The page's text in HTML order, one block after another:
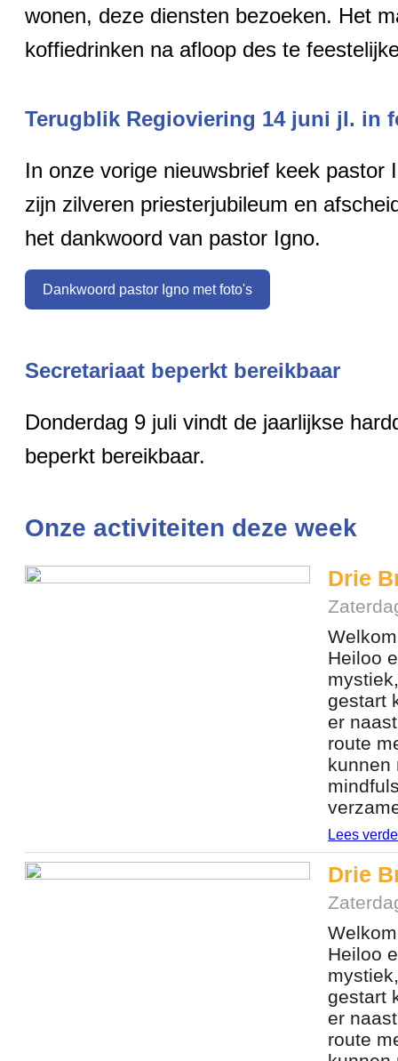
wonen, deze diensten bezoeken. Het
koffiedrinken na afloop des te
Terugblik Regioviering 14 juni jl. in
In onze vorige nieuwsbrief keek
zijn zilveren priesterjubileum en
het dankwoord van pastor Igno.
Dankwoord pastor Igno met foto's
Secretariaat beperkt bereikbaar
Donderdag 9 juli vindt de jaarlijkse
beperkt bereikbaar.
Onze activiteiten deze week
Drie
Heiloo
gestart
er
route
kunnen
Lees
Drie
Heiloo
gestart
er
route